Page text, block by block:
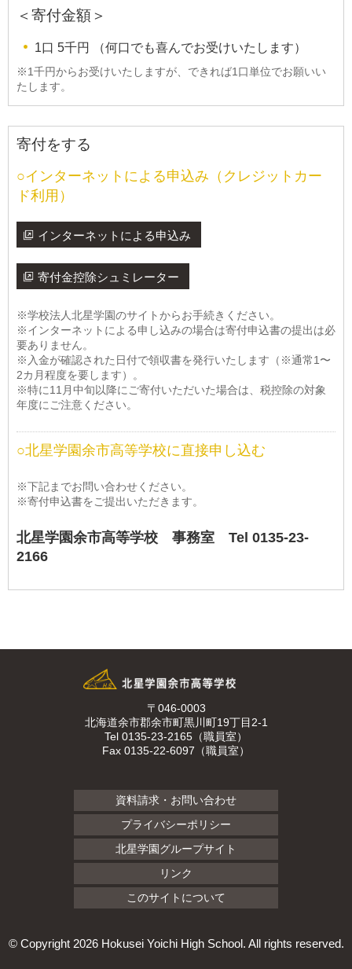
＜寄付金額＞
1口 5千円 （何口でも喜んでお受けいたします）
※1千円からお受けいたしますが、できれば1口単位でお願いい
たします。
寄付をする
○インターネットによる申込み（クレジットカー
ド利用）
インターネットによる申込み
寄付金控除シュミレーター
※学校法人北星学園のサイトからお手続きください。
※インターネットによる申し込みの場合は寄付申込書の提出は必
要ありません。
※入金が確認された日付で領収書を発行いたします（※通常1〜
2カ月程度を要します）。
※特に11月中旬以降にご寄付いただいた場合は、税控除の対象
年度にご注意ください。
○北星学園余市高等学校に直接申し込む
※下記までお問い合わせください。
※寄付申込書をご提出いただきます。
北星学園余市高等学校 事務室 Tel 0135-23-
2166
〒046-0003
北海道余市郡余市町黒川町19丁目2-1
Tel 0135-23-2165（職員室）
Fax 0135-22-6097（職員室）
資料請求・お問い合わせ
プライバシーポリシー
北星学園グループサイト
リンク
このサイトについて
© Copyright 2026 Hokusei Yoichi High School. All rights reserved.